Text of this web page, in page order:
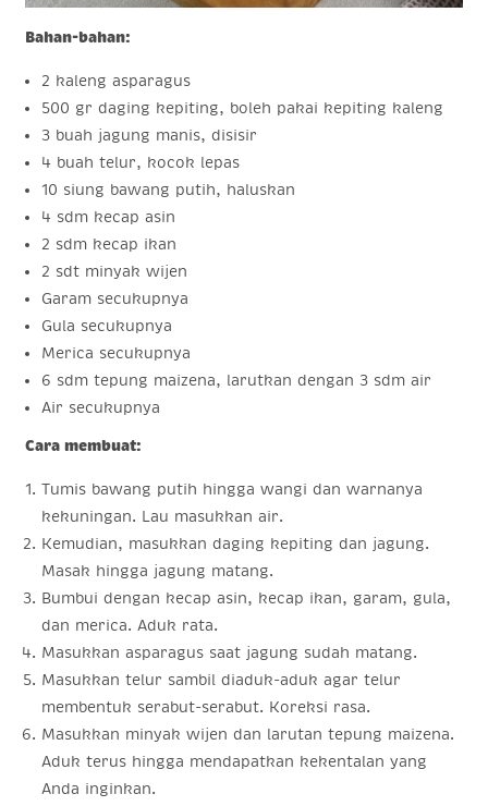
Bahan-bahan:
2 kaleng asparagus
500 gr daging kepiting, boleh pakai kepiting kaleng
3 buah jagung manis, disisir
4 buah telur, kocok lepas
10 siung bawang putih, haluskan
4 sdm kecap asin
2 sdm kecap ikan
2 sdt minyak wijen
Garam secukupnya
Gula secukupnya
Merica secukupnya
6 sdm tepung maizena, larutkan dengan 3 sdm air
Air secukupnya
Cara membuat:
Tumis bawang putih hingga wangi dan warnanya
kekuningan. Lau masukkan air.
Kemudian, masukkan daging kepiting dan jagung.
Masak hingga jagung matang.
Bumbui dengan kecap asin, kecap ikan, garam, gula,
dan merica. Aduk rata.
Masukkan asparagus saat jagung sudah matang.
Masukkan telur sambil diaduk-aduk agar telur
membentuk serabut-serabut. Koreksi rasa.
Masukkan minyak wijen dan larutan tepung maizena.
Aduk terus hingga mendapatkan kekentalan yang
Anda inginkan.